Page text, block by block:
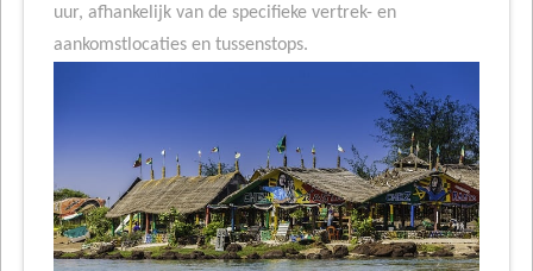
uur, afhankelijk van de specifieke vertrek- en
aankomstlocaties en tussenstops.